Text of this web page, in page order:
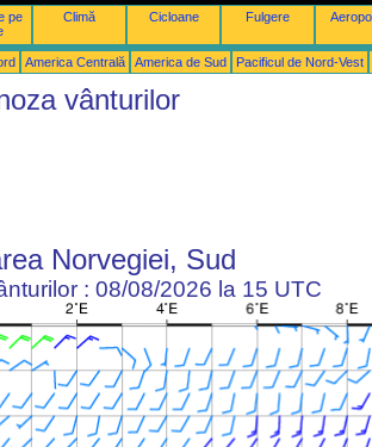
pe
Climă Cicloane Fulgere
America Centrală America de Sud Pacificul de Nord-Vest
vânturilor
Norvegiei, Sud
: 08/08/2026 la 15 UTC